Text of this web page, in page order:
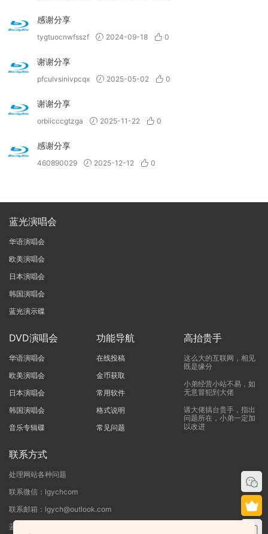
感谢分享
tygtuocnwfsszf 2024-09-18 0
谢谢分享
pfculvsinivpcqx 2025-05-02 0
谢谢分享
orbiicccgtzga 2025-11-22 0
感谢分享
460890029 2025-12-12 0
蓝光演唱会
华语演唱会
欧美演唱会
日本演唱会
韩国演唱会
蓝光演示碟
DVD演唱会
华语演唱会
欧美演唱会
日本演唱会
韩国演唱会
音乐专辑碟
功能导航
在线投稿
金币获取
常用软件
格式说明
常见问题
高抬贵手
这么大的互联网，相见
既是缘分
小弟经营小站不易，如
无意冒犯到大佬
请大佬搞台贵手，指出
问题所在，小弟一定加
以改进
联系方式
处理网站各种问题
联系微信：lgychcom
联系邮箱：lgych@outlook.com
蓝光演唱会网 - 专注于ISO和BDMV蓝光演唱会下载服务